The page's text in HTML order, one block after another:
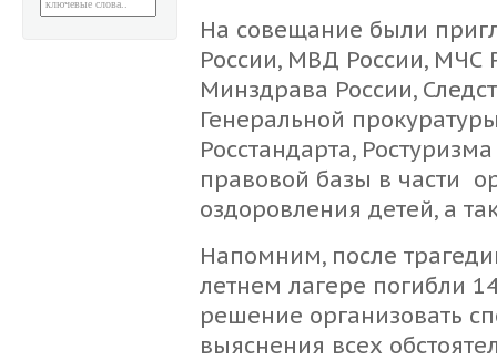
На совещание были
России, МВД России, МЧС
Минздрава России,
Генеральной
Росстандарта,
правовой базы в части
оздоровления детей, а
Напомним, после
летнем лагере погибли
решение организовать
выяснения всех